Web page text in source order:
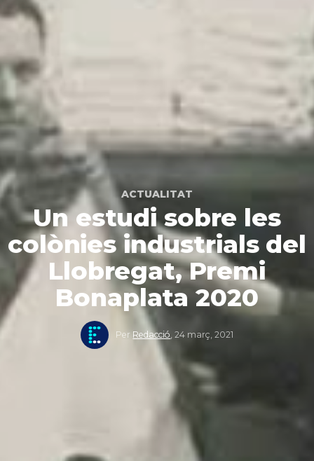
ACTUALITAT
Un estudi sobre les
colònies industrials del
Llobregat, Premi
Bonaplata 2020
Per Redacció ,24 març, 2021